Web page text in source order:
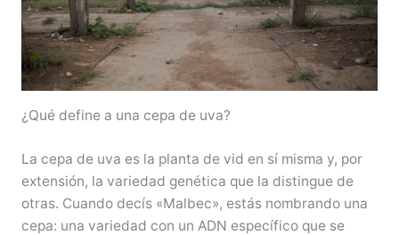
¿Qué define a una cepa de uva?
La cepa de uva es la planta de vid en sí misma y, por
extensión, la variedad genética que la distingue de
otras. Cuando decís «Malbec», estás nombrando una
cepa: una variedad con un ADN específico que se